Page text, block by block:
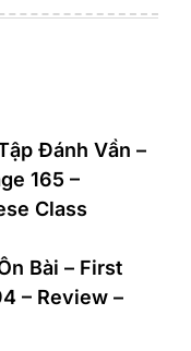
Đánh Vần –
165 –
Class
Bài – First
– Review –